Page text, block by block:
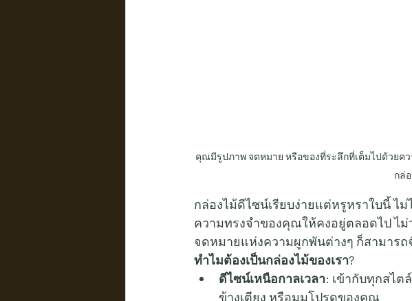
คุณมีรูปภาพ จดหมาย หรือของที่ระลึกที่เต็มไปด้วยค
กล่
กล่องไม้ดีไซน์เรียบง่ายแต่หรูหราใบนี้ ไม่
ความทรงจำของคุณให้คงอยู่ตลอดไป ไม่
จดหมายแห่งความผูกพันต่างๆ ก็สามารถ
ทำไมต้องเป็นกล่องไม้ของเรา?
ดีไซน์เหนือกาลเวลา: เข้ากับทุกสไต
ข้างเตียง หรือมุมโปรดของคุณ